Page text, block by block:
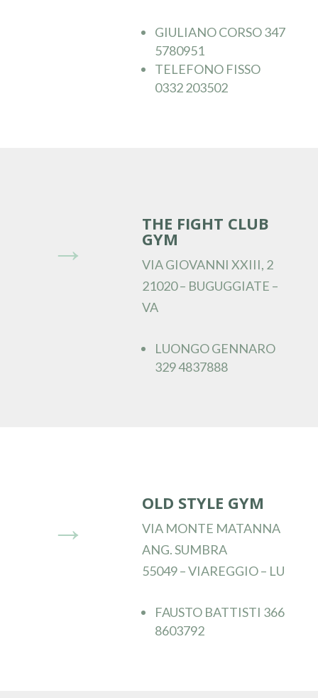
GIULIANO CORSO 347
5780951
TELEFONO FISSO
0332 203502
→
THE FIGHT CLUB
GYM
VIA GIOVANNI XXIII, 2
21020 – BUGUGGIATE –
VA
LUONGO GENNARO
329 4837888
→
OLD STYLE GYM
VIA MONTE MATANNA
ANG. SUMBRA
55049 – VIAREGGIO – LU
FAUSTO BATTISTI 366
8603792